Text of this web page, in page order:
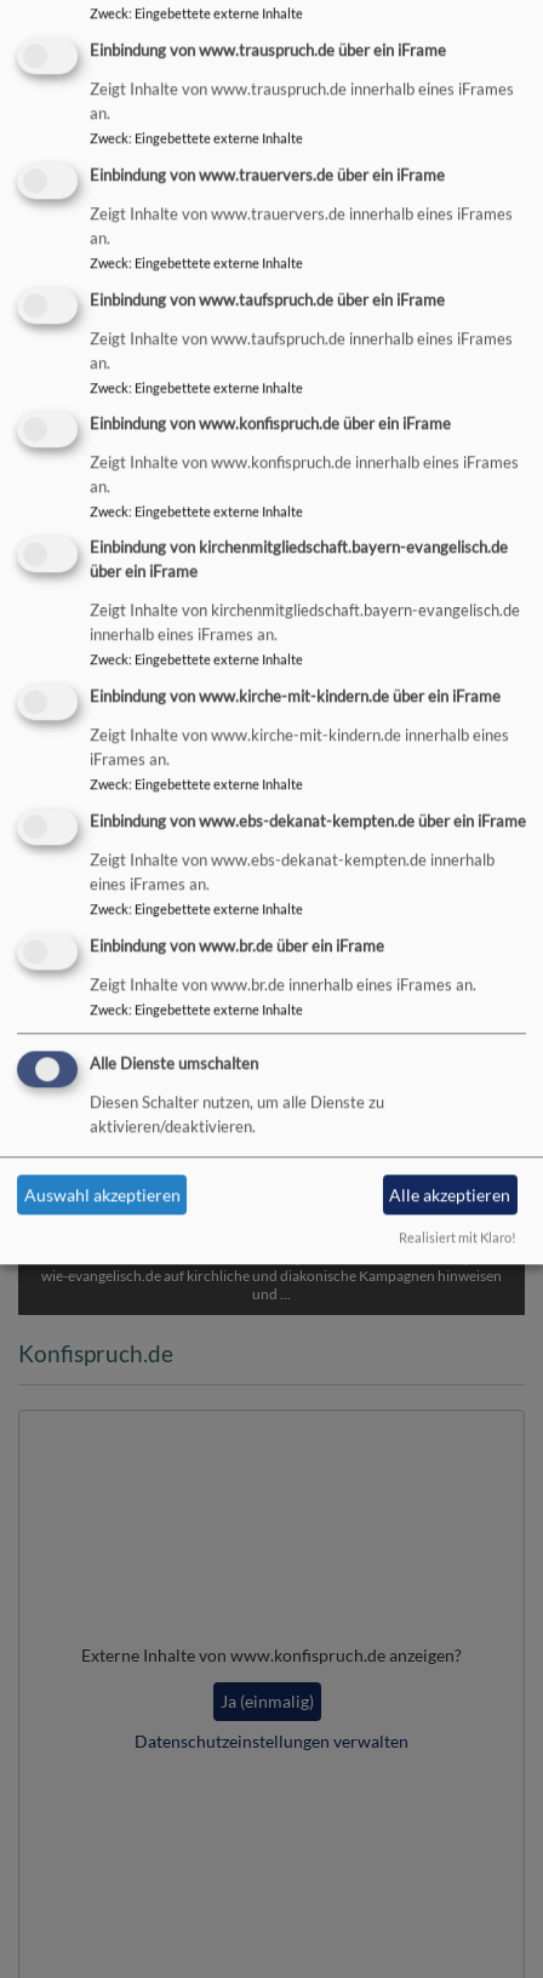
wird von Gemeinde zu Gemeinde unterschiedlich
gestaltet. Er geht in der Regel über die Dauer von einem
Jahr und findet als wöchentlicher Unterricht oder in Form
von Konfi-Tagen oder Wochenendfreizeiten statt. Neben
dem Konfi-Kurs ist natürlich auch die Beteiligung der
KonfirmandInnen am Leben der Gemeinde wichtig. Oft
werden auch die Eltern in die Konfirmandenarbeit mit
einbezogen.
Konfiweb
e-konfirmation
wie-evangelisch.de auf kirchliche und diakonische Kampagnen hinweisen
und ...
Konfispruch.de
Externe Inhalte von www.konfispruch.de anzeigen?
Ja (einmalig)
Datenschutzeinstellungen verwalten
Zweck: Eingebettete externe Inhalte
Einbindung von www.trauspruch.de über ein iFrame
Zeigt Inhalte von www.trauspruch.de innerhalb eines iFrames
an.
Zweck: Eingebettete externe Inhalte
Einbindung von www.trauervers.de über ein iFrame
Zeigt Inhalte von www.trauervers.de innerhalb eines iFrames
an.
Zweck: Eingebettete externe Inhalte
Einbindung von www.taufspruch.de über ein iFrame
Zeigt Inhalte von www.taufspruch.de innerhalb eines iFrames
an.
Zweck: Eingebettete externe Inhalte
Einbindung von www.konfispruch.de über ein iFrame
Zeigt Inhalte von www.konfispruch.de innerhalb eines iFrames
an.
Zweck: Eingebettete externe Inhalte
Einbindung von kirchenmitgliedschaft.bayern-evangelisch.de
über ein iFrame
Zeigt Inhalte von kirchenmitgliedschaft.bayern-evangelisch.de
innerhalb eines iFrames an.
Zweck: Eingebettete externe Inhalte
Einbindung von www.kirche-mit-kindern.de über ein iFrame
Zeigt Inhalte von www.kirche-mit-kindern.de innerhalb eines
iFrames an.
Zweck: Eingebettete externe Inhalte
Einbindung von www.ebs-dekanat-kempten.de über ein iFrame
Zeigt Inhalte von www.ebs-dekanat-kempten.de innerhalb
eines iFrames an.
Zweck: Eingebettete externe Inhalte
Einbindung von www.br.de über ein iFrame
Zeigt Inhalte von www.br.de innerhalb eines iFrames an.
Zweck: Eingebettete externe Inhalte
Alle Dienste umschalten
Diesen Schalter nutzen, um alle Dienste zu
aktivieren/deaktivieren.
Auswahl akzeptieren Alle akzeptieren
Realisiert mit Klaro!